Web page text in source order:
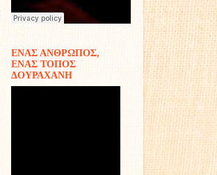
ΕΝΑΣ ΑΝΘΡΩΠΟΣ,
ΕΝΑΣ ΤΟΠΟΣ
ΔΟΥΡΑΧΑΝΗ